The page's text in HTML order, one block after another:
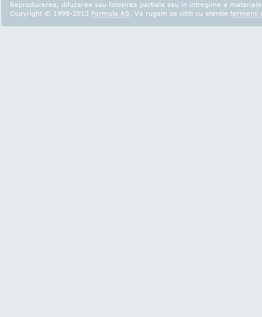
Reproducerea, difuzarea sau folosirea partiala sau in intregime a
Copyright © 1998-2013 Formula AS. Va rugam sa cititi cu atentie termenii